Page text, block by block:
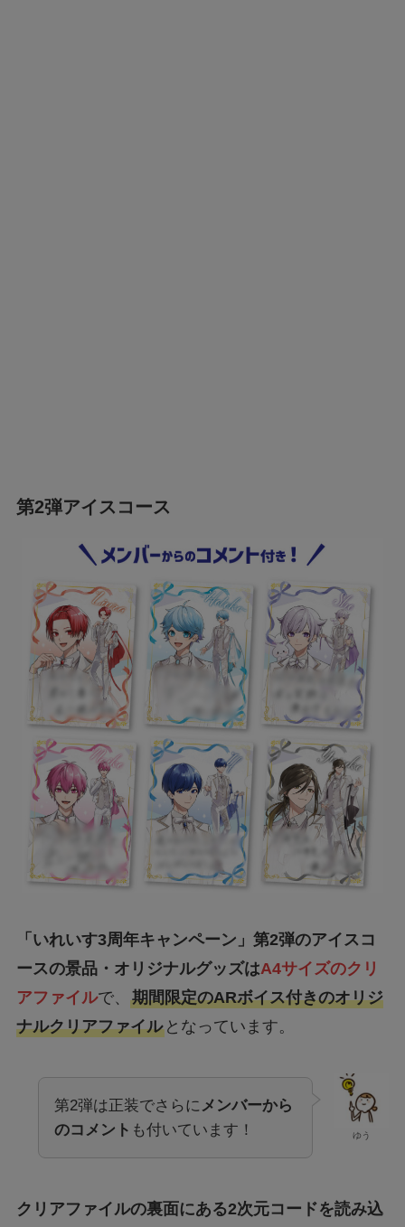
第2弾アイスコース
「いれいす3周年キャンペーン」第2弾のアイスコ
ースの景品・オリジナルグッズはA4サイズのクリ
アファイルで、 期間限定のARボイス付きのオリジ
ナルクリアファイルとなっています。
ゆう
第2弾は正装でさらにメンバーから
のコメント も付いています！
クリアファイルの裏面にある2次元コードを読み込